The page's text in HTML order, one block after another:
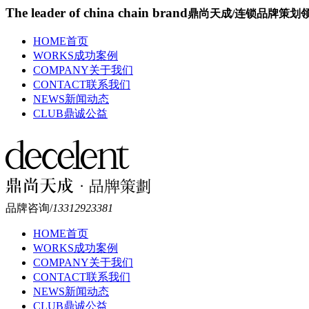
The leader of china chain brand鼎尚天成/连锁品牌策划
HOME首页
WORKS成功案例
COMPANY关于我们
CONTACT联系我们
NEWS新闻动态
CLUB鼎诚公益
品牌咨询/13312923381
HOME首页
WORKS成功案例
COMPANY关于我们
CONTACT联系我们
NEWS新闻动态
CLUB鼎诚公益